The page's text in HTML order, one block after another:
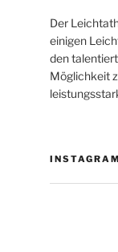
Der
einigen
den
Möglichkeit
INSTAGRAM